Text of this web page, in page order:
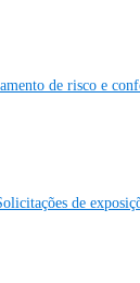
de risco e
de